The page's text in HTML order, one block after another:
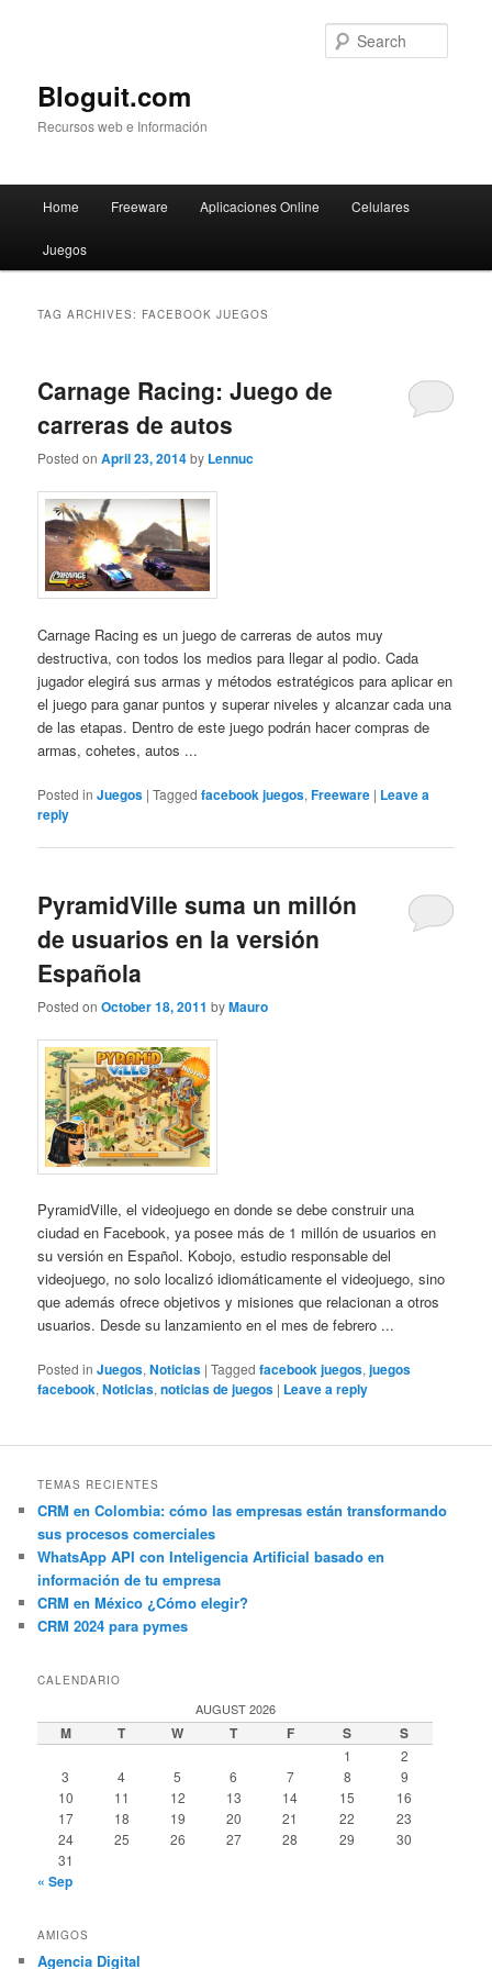
Bloguit.com
Recursos web e Información
Skip
to
Skip
to
Home Freeware Aplicaciones Online Celulares
Juegos
TAG ARCHIVES: FACEBOOK JUEGOS
Carnage Racing: Juego de
carreras de autos
Posted onApril 23, 2014by Lennuc
Carnage Racing es un juego de carreras de autos muy
destructiva, con todos los medios para llegar al podio. Cada
jugador elegirá sus armas y métodos estratégicos para aplicar en
el juego para ganar puntos y superar niveles y alcanzar cada una
de las etapas. Dentro de este juego podrán hacer compras de
armas, cohetes, autos ...
Posted in Juegos |Tagged facebook juegos,Freeware | Leave a
reply
PyramidVille suma un millón
de usuarios en la versión
Española
Posted onOctober 18, 2011 byMauro
PyramidVille, el videojuego en donde se debe construir una
ciudad en Facebook, ya posee más de 1 millón de usuarios en
su versión en Español. Kobojo, estudio responsable del
videojuego, no solo localizó idiomáticamente el videojuego, sino
que además ofrece objetivos y misiones que relacionan a otros
usuarios. Desde su lanzamiento en el mes de febrero ...
Posted in Juegos,Noticias |Tagged facebook juegos,juegos
facebook,Noticias,noticias de juegos | Leave a reply
TEMAS RECIENTES
CRM en Colombia: cómo las empresas están transformando
sus procesos comerciales
WhatsApp API con Inteligencia Artificial basado en
información de tu empresa
CRM en México ¿Cómo elegir?
CRM 2024 para pymes
CALENDARIO
AUGUST 2026
M T W T F S S
1
2
3
4 5 6 7 8
9
10
11 12 13 14 15
16
17
18 19 20 21 22
23
24
25 26 27 28 29
30
31
« Sep
AMIGOS
Agencia Digital